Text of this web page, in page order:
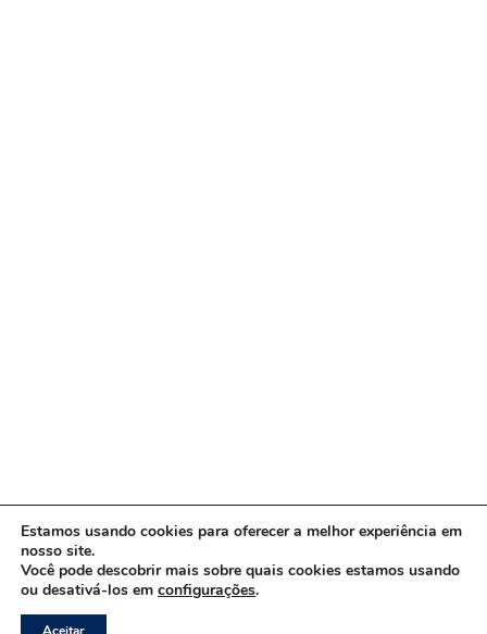
Copyright © 2026 www.ACORDA DF
Estamos usando cookies para oferecer a melhor experiência em
nosso site.
Você pode descobrir mais sobre quais cookies estamos usando
ou desativá-los em configurações.